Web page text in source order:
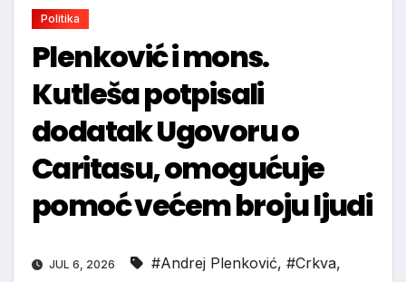
Politika
Plenković i mons.
Kutleša potpisali
dodatak Ugovoru o
Caritasu, omogućuje
pomoć većem broju ljudi
JUL 6, 2026 #Andrej Plenković, #Crkva,